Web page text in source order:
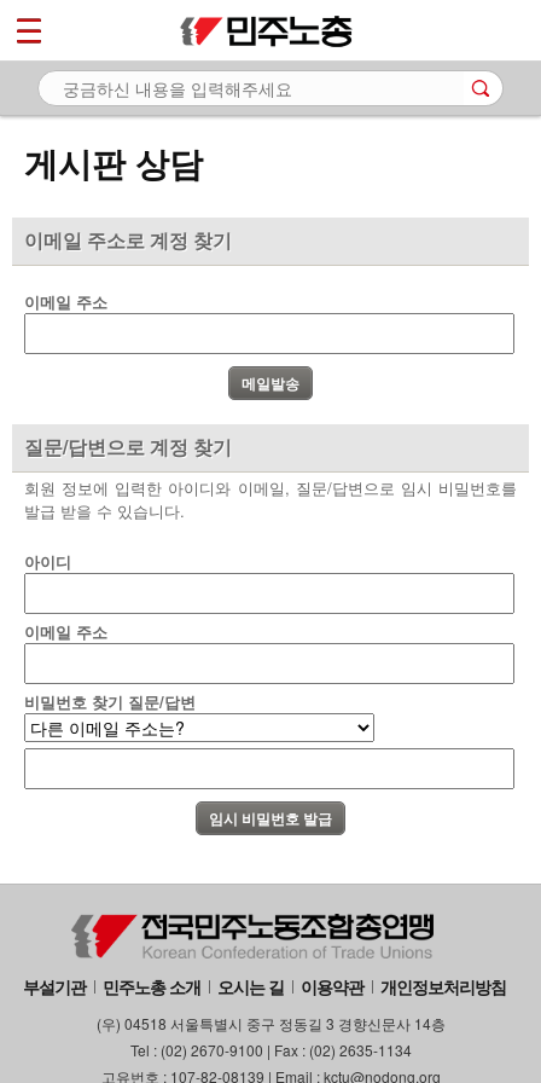
게시판 상담
이메일 주소로 계정 찾기
이메일 주소
질문/답변으로 계정 찾기
회원 정보에 입력한 아이디와 이메일, 질문/답변으로 임시 비밀번호를
발급 받을 수 있습니다.
아이디
이메일 주소
비밀번호 찾기 질문/답변
부설기관 민주노총 소개 오시는 길 이용약관 개인정보처리방침
(우) 04518 서울특별시 중구 정동길 3 경향신문사 14층
Tel : (02) 2670-9100 | Fax : (02) 2635-1134
고유번호 : 107-82-08139 | Email : kctu@nodong.org
마이페이지
소개
노동상담
- 게시판 상담
- 바로보기
- 찾아보기
- 전국 노동상담소 안내
자료
부설기관
업무